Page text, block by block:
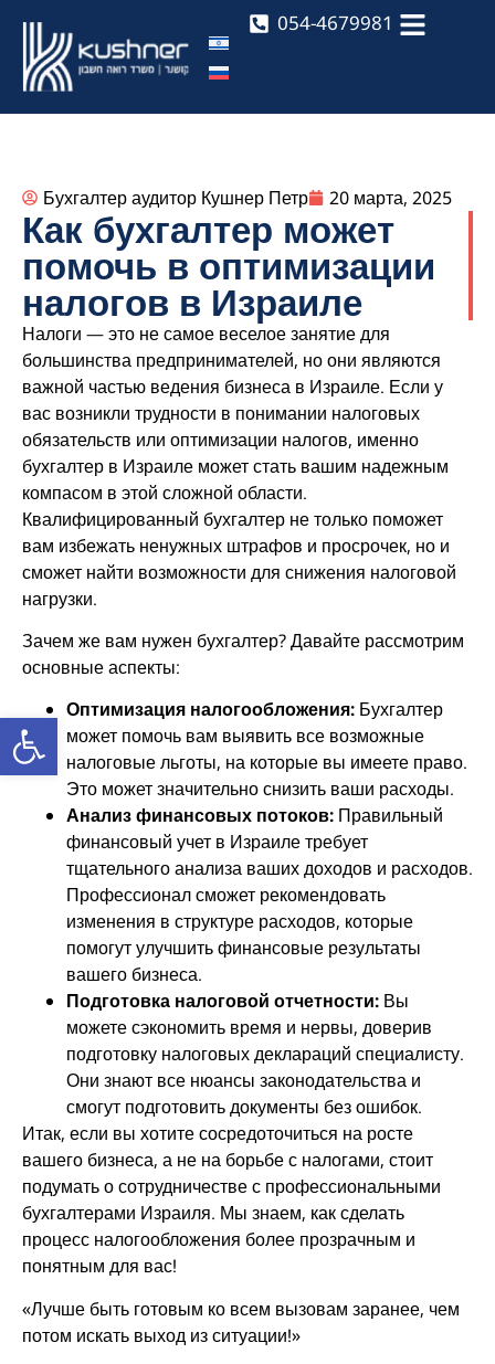
054-4679981
Бухгалтер аудитор Кушнер Петр 20 марта, 2025
Как бухгалтер может
помочь в оптимизации
налогов в Израиле
Налоги — это не самое веселое занятие для
большинства предпринимателей, но они являются
важной частью ведения бизнеса в Израиле. Если у
вас возникли трудности в понимании налоговых
обязательств или оптимизации налогов, именно
бухгалтер в Израиле может стать вашим надежным
компасом в этой сложной области.
Квалифицированный бухгалтер не только поможет
вам избежать ненужных штрафов и просрочек, но и
сможет найти возможности для снижения налоговой
нагрузки.
Зачем же вам нужен бухгалтер? Давайте рассмотрим
основные аспекты:
Оптимизация налогообложения: Бухгалтер
может помочь вам выявить все возможные
налоговые льготы, на которые вы имеете право.
Это может значительно снизить ваши расходы.
Анализ финансовых потоков: Правильный
финансовый учет в Израиле требует
тщательного анализа ваших доходов и расходов.
Профессионал сможет рекомендовать
изменения в структуре расходов, которые
помогут улучшить финансовые результаты
вашего бизнеса.
Подготовка налоговой отчетности: Вы
можете сэкономить время и нервы, доверив
подготовку налоговых деклараций специалисту.
Они знают все нюансы законодательства и
смогут подготовить документы без ошибок.
Итак, если вы хотите сосредоточиться на росте
вашего бизнеса, а не на борьбе с налогами, стоит
подумать о сотрудничестве с профессиональными
бухгалтерами Израиля. Мы знаем, как сделать
процесс налогообложения более прозрачным и
понятным для вас!
«Лучше быть готовым ко всем вызовам заранее, чем
потом искать выход из ситуации!»
Открыть панель инструментов